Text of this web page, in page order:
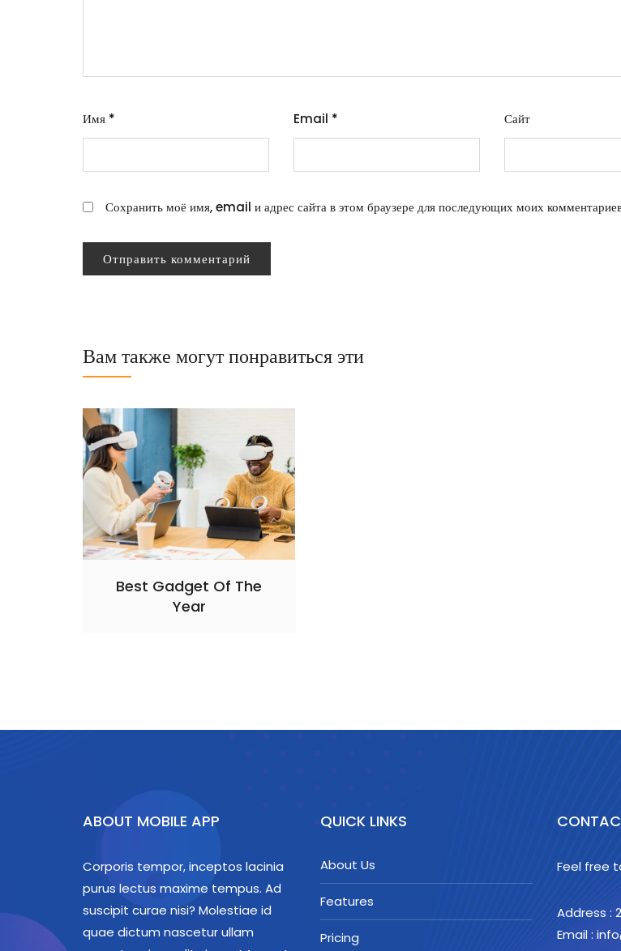
Имя * Email * Сайт
Сохранить моё имя, email и адрес сайта в этом браузере для последующих моих
Вам также могут понравиться эти
Best Gadget Of The
Year
ABOUT MOBILE APP
Corporis tempor, inceptos lacinia
purus lectus maxime tempus. Ad
suscipit curae nisi? Molestiae id
quae dictum nascetur ullam
QUICK LINKS
About Us
Features
Pricing
Feel free
Address :
Email :